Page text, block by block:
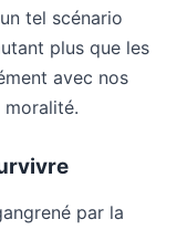
tel scénario
plus que les
avec nos
par la